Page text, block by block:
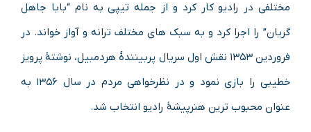
مختلفی در رادیو کار کرد و از جمله تیپی به نام “بابا جاهل
گریان” را اجرا کرد و به سبک‌ های مختلف ترانه و آواز خواند. در
فروردین ۱۳۵۳ نقش اول سریال پربینندهٔ هردمبیل، نوشتهٔ پرویز
خطیبی را بازی نمود و در نظرخواهی‌ مردم در سال ۱۳۵۶ به‌
عنوان محبوب‌ ترین هنرپیشهٔ رادیو انتخاب شد.